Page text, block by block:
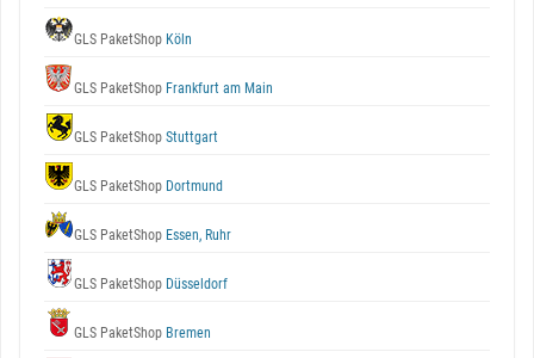
GLS PaketShop Köln
GLS PaketShop Frankfurt am Main
GLS PaketShop Stuttgart
GLS PaketShop Dortmund
GLS PaketShop Essen, Ruhr
GLS PaketShop Düsseldorf
GLS PaketShop Bremen